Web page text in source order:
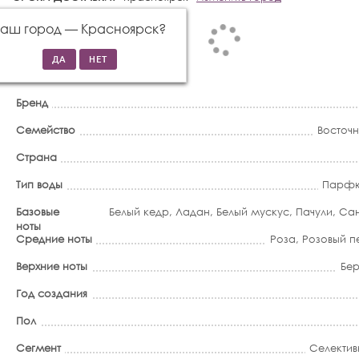
город — Красноярск?
Бренд
Семейство
Страна
Тип воды
Базовые
ноты
Белый кедр, Ладан, Белый мускус, Пачули,
Средние ноты
Роза, Розовый
Верхние ноты
Год создания
Пол
Сегмент